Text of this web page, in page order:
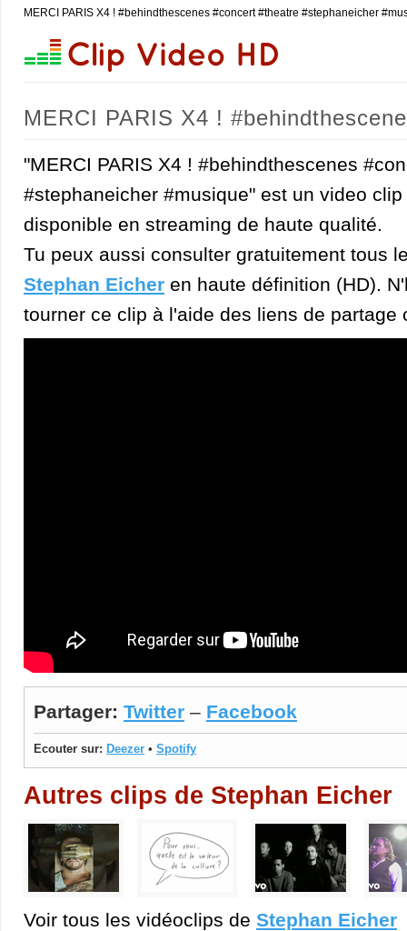
MERCI PARIS X4 ! #behindthescenes #concert #theatre #stephaneicher
MERCI PARIS X4 !
(Stephan Eicher)
"MERCI PARIS X4 ! #behindthescenes
#stephaneicher #musique" est un video
disponible en streaming de haute qualité.
Tu peux aussi consulter gratuitement tous
Stephan Eicher en haute définition (HD).
tourner ce clip à l'aide des liens de partage
Partager: Twitter – Facebook
Ecouter sur: Deezer • Spotify
Autres clips de Stephan Eicher
Voir tous les vidéoclips de Stephan Eicher